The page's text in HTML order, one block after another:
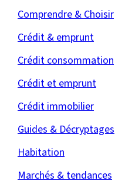
Comprendre & Choisir
Crédit & emprunt
Crédit consommation
Crédit et emprunt
Crédit immobilier
Guides & Décryptages
Habitation
Marchés & tendances